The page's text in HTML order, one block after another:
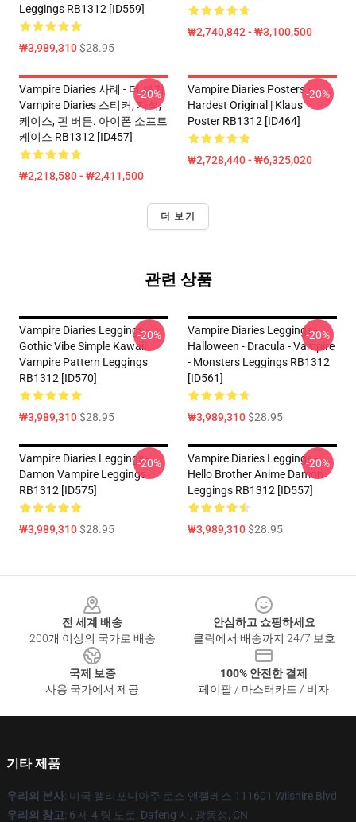
Leggings RB1312 [ID559]
₩3,989,310$28.95
₩2,740,842 - ₩3,100,500
Vampire Diaries 사례 - 더 보기
Vampire Diaries 스티커, 자석,
케이스, 핀 버튼. 아이폰 소프트
케이스 RB1312 [ID457]
₩2,218,580 - ₩2,411,500
-20%
Vampire Diaries Posters -
Hardest Original | Klaus
Poster RB1312 [ID464]
₩2,728,440 - ₩6,325,020
-20%
더 보기
관련 상품
Vampire Diaries Leggings -
Gothic Vibe Simple Kawaii
Vampire Pattern Leggings
RB1312 [ID570]
₩3,989,310$28.95
-20%
Vampire Diaries Leggings -
Halloween - Dracula - Vampire
- Monsters Leggings RB1312
[ID561]
₩3,989,310$28.95
-20%
Vampire Diaries Leggings -
Damon Vampire Leggings
RB1312 [ID575]
₩3,989,310$28.95
-20%
Vampire Diaries Leggings -
Hello Brother Anime Damon
Leggings RB1312 [ID557]
₩3,989,310$28.95
-20%
전 세계 배송
200개 이상의 국가로 배송
안심하고 쇼핑하세요
클릭에서 배송까지 24/7 보호
국제 보증
사용 국가에서 제공
100% 안전한 결제
페이팔 / 마스터카드 / 비자
기타 제품
우리의 본사: 미국 캘리포니아주 로스 앤젤레스 111601 Wilshire Blvd
우리의 창고: 6 제 4 링 도로, Dafeng 시, 광동성, CN